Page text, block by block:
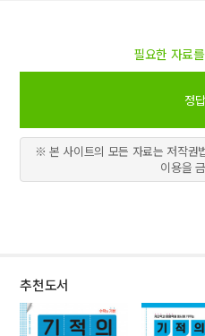
필요한 자료
정
※ 본 사이트의 모든 자료는 저작권
이용을
추천도서